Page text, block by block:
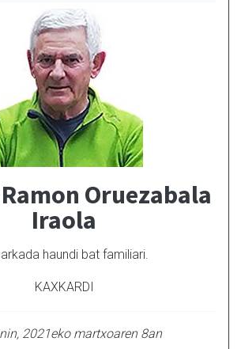
Oruezabala
Iraola
haundi bat familiari.
KAXKARDI
2021eko martxoaren 8an